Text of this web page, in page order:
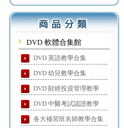
DVD 軟體合集館
DVD 英語教學合集
DVD 幼兒教學合集
DVD 財經投資管理教學
DVD 中醫考試認證教學
各大補習班名師教學合集